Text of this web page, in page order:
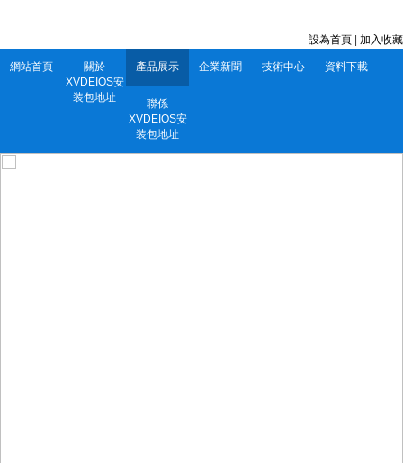
設為首頁 加入收藏
網站首頁
關於
XVDEIOS安
装包地址
產品展示 企業新聞 技術中心 資料下載
聯係
XVDEIOS安
装包地址